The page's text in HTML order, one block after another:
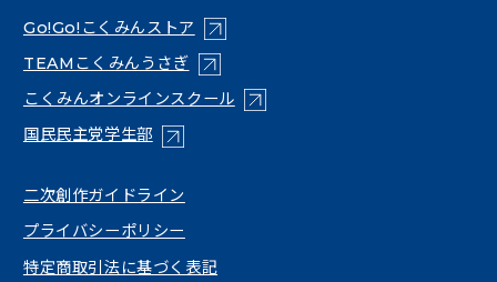
Go!Go!こくみんストア （新しいタブで開く）
TEAMこくみんうさぎ（新しいタブで開く）
こくみんオンラインスクール（新しいタブで開く）
国民民主党学生部（新しいタブで開く）
二次創作ガイドライン
プライバシーポリシー
特定商取引法に基づく表記